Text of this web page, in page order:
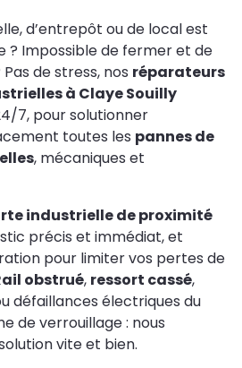
d’entrepôt ou de local est
? Impossible de fermer et de
de stress, nos réparateurs
à Claye Souilly
7, pour solutionner
toutes les pannes de
, mécaniques et
industrielle de proximité
précis et immédiat, et
pour limiter vos pertes de
obstrué, ressort cassé,
défaillances électriques du
de verrouillage : nous
vite et bien.